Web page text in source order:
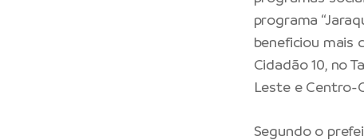
programa
beneficiou mais
Cidadão 10, no
Leste e Centro-
Segundo o